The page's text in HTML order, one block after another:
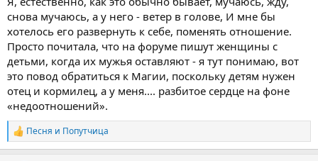
снова мучаюсь, а у него - ветер в голове, И мне бы
хотелось его развернуть к себе, поменять отношение.
Просто почитала, что на форуме пишут женщины с
детьми, когда их мужья оставляют - я тут понимаю, вот
это повод обратиться к Магии, поскольку детям нужен
отец и кормилец, а у меня.... разбитое сердце на фоне
«недоотношений».
Р
е
Песня и Попутчица